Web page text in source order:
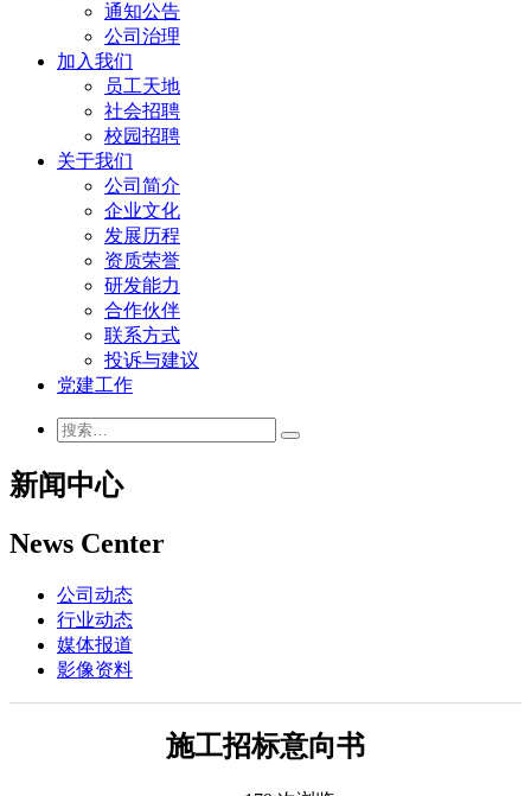
通知公告
公司治理
加入我们
员工天地
社会招聘
校园招聘
关于我们
公司简介
企业文化
发展历程
资质荣誉
研发能力
合作伙伴
联系方式
投诉与建议
党建工作
新闻中心
News Center
公司动态
行业动态
媒体报道
影像资料
施工招标意向书